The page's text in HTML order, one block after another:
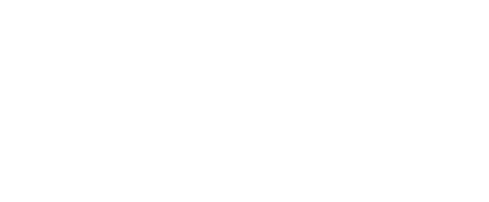
②ドベルグ×アイスランド「
アクティビティタイプの返礼
①激流ラフティング体験ツア
③道志村各施設で使用でき
④富士河口湖町アクティビ
⑤宮古島市アクティビティ
高嶺の花ほど、急ぐべし！ふ